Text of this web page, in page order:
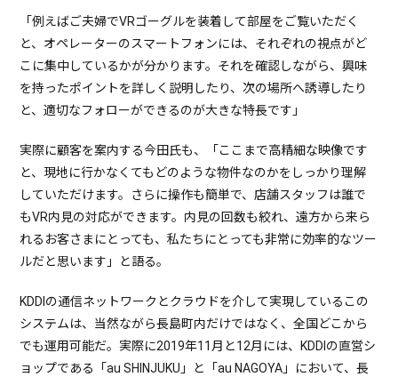
「例えばご夫婦でVRゴーグルを装着して部屋をご覧いただく
と、オペレーターのスマートフォンには、それぞれの視点がど
こに集中しているかが分かります。それを確認しながら、興味
を持ったポイントを詳しく説明したり、次の場所へ誘導したり
と、適切なフォローができるのが大きな特長です」
実際に顧客を案内する今田氏も、「ここまで高精細な映像です
と、現地に行かなくてもどのような物件なのかをしっかり理解
していただけます。さらに操作も簡単で、店舗スタッフは誰で
もVR内見の対応ができます。内見の回数も絞れ、遠方から来ら
れるお客さまにとっても、私たちにとっても非常に効率的なツー
ルだと思います」と語る。
KDDIの通信ネットワークとクラウドを介して実現しているこの
システムは、当然ながら長島町内だけではなく、全国どこから
でも運用可能だ。実際に2019年11月と12月には、KDDIの直営シ
ョップである「au SHINJUKU」と「au NAGOYA」において、長